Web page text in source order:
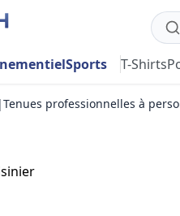
Sports T-Shirts
|Tenues professionnelles à